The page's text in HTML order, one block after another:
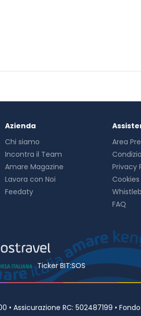
Azienda
Chi siamo
Incontra il Team
Amare Magazine
Lavora con Noi
Feedaty
Area
Privacy
FAQ
Ticker BIT:SOS
Assicurazione RC: 502487199 •